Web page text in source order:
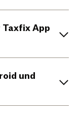
Taxfix App
und